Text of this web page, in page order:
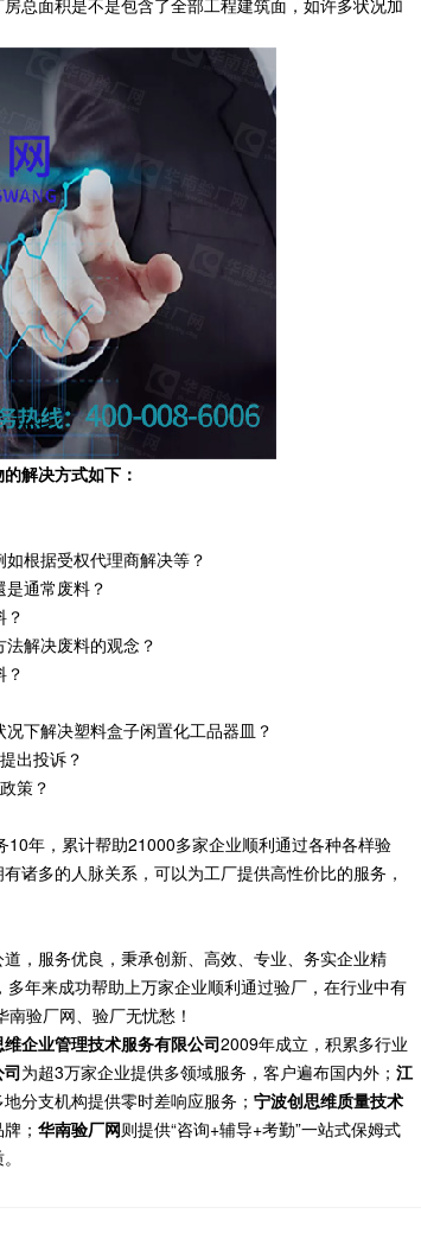
总面积是不是包含了全部工程建筑面，如许多状况加
解决方式如下：
根据受权代理商解决等？
通常废料？
解决废料的观念？
下解决塑料盒子闲置化工品器皿？
出投诉？
策？
年，累计帮助21000多家企业顺利通过各种各样验
诸多的人脉关系，可以为工厂提供高性价比的服务，
，服务优良，秉承创新、高效、专业、务实企业精
年来成功帮助上万家企业顺利通过验厂，在行业中有
验厂网、验厂无忧愁！
企业管理技术服务有限公司2009年成立，积累多行业
为超3万家企业提供多领域服务，客户遍布国内外； 江
分支机构提供零时差响应服务； 宁波创思维质量技术
； 华南验厂网则提供“咨询+辅导+考勤”一站式保姆式